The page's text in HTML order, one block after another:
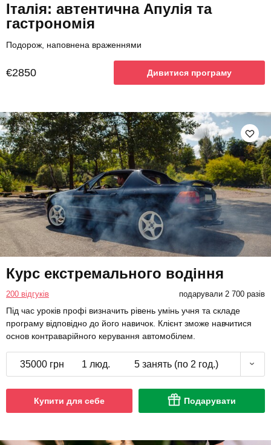
Італія: автентична Апулія та
гастрономія
Подорож, наповнена враженнями
€2850 Дивитися програму
Курс екстремального водіння
200 відгуків подарували 2 700 разів
Під час уроків профі визначить рівень умінь учня та складе
програму відповідно до його навичок. Клієнт зможе навчитися
основ контраварійного керування автомобілем.
35000 грн 1 люд. 5 занять (по 2 год.)
Купити для себе Подарувати